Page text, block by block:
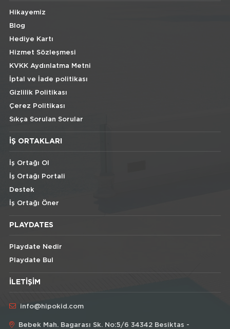
Hikayemiz
Blog
Hediye Kartı
Hizmet Sözleşmesi
KVKK Aydınlatma Metni
İptal ve İade politikası
Gizlilik Politikası
Çerez Politikası
Sıkça Sorulan Sorular
İŞ ORTAKLARI
İş Ortağı Ol
İş Ortağı Portali
Destek
İş Ortağı Öner
PLAYDATES
Playdate Nedir
Playdate Bul
İLETIŞIM
info@hipokid.com
Bebek Mah. Bagarası Sk. No:5/6 34342 Besiktas -